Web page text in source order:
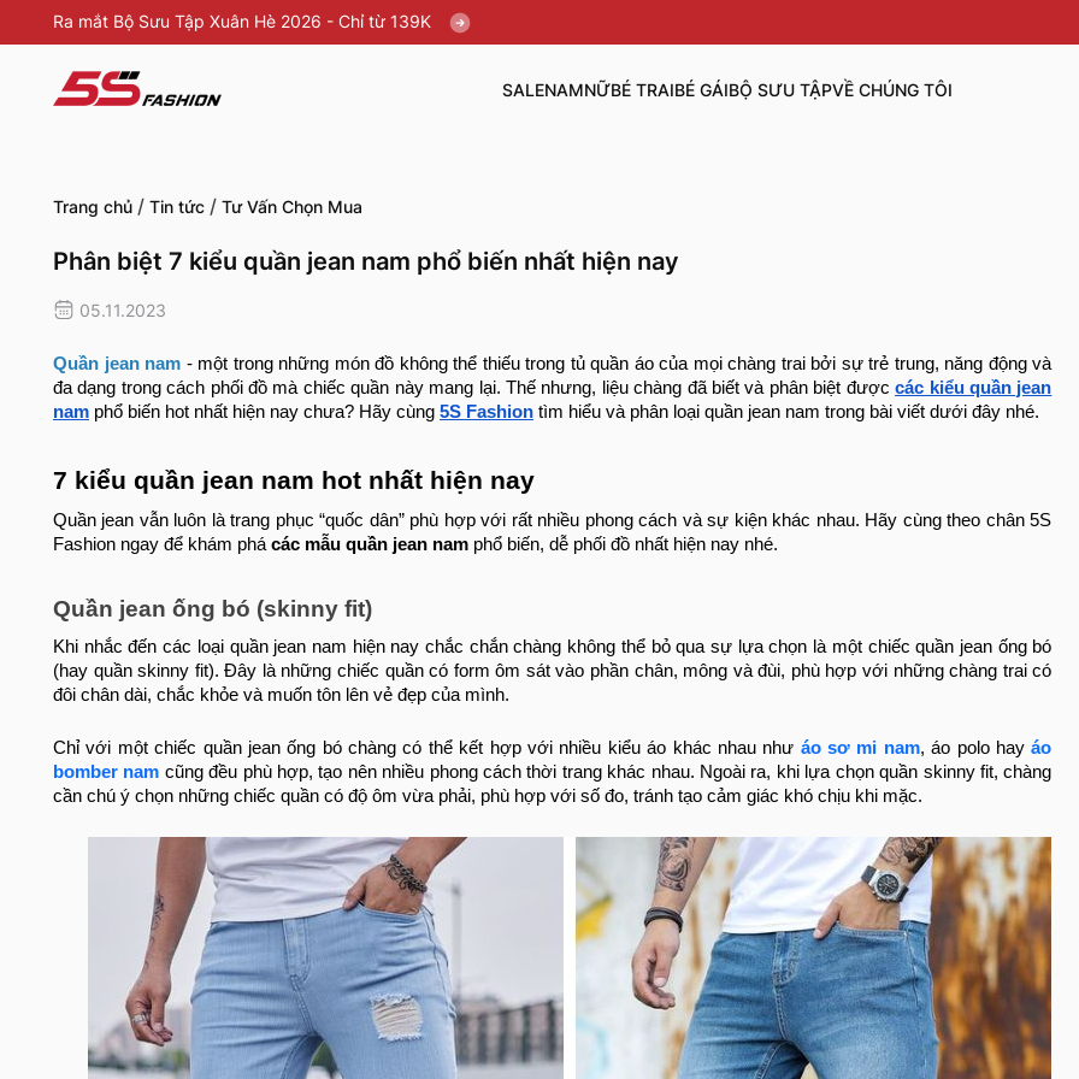
Ra mắt Bộ Sưu Tập Xuân Hè 2026 - Chỉ từ 139K
SALENAMNỮBÉ TRAIBÉ GÁIBỘ SƯU TẬPVỀ CHÚNG TÔI
Trang chủ / Tin tức / Tư Vấn Chọn Mua
Phân biệt 7 kiểu quần jean nam phổ biến nhất hiện nay
05.11.2023
Quần jean nam - một trong những món đồ không thể thiếu trong tủ quần áo của mọi chàng trai bởi sự trẻ trung, năng động và
đa dạng trong cách phối đồ mà chiếc quần này mang lại. Thế nhưng, liệu chàng đã biết và phân biệt đượccác kiểu quần jean
nam phổ biến hot nhất hiện nay chưa? Hãy cùng 5S Fashion tìm hiểu và phân loại quần jean nam trong bài viết dưới đây nhé.
7 kiểu quần jean nam hot nhất hiện nay
Quần jean vẫn luôn là trang phục “quốc dân” phù hợp với rất nhiều phong cách và sự kiện khác nhau. Hãy cùng theo chân 5S
Fashion ngay để khám phácác mẫu quần jean nam phổ biến, dễ phối đồ nhất hiện nay nhé.
Quần jean ống bó (skinny fit)
Khi nhắc đến các loại quần jean nam hiện nay chắc chắn chàng không thể bỏ qua sự lựa chọn là một chiếc quần jean ống bó
(hay quần skinny fit). Đây là những chiếc quần có form ôm sát vào phần chân, mông và đùi, phù hợp với những chàng trai có
đôi chân dài, chắc khỏe và muốn tôn lên vẻ đẹp của mình.
Chỉ với một chiếc quần jean ống bó chàng có thể kết hợp với nhiều kiểu áo khác nhau như áo sơ mi nam, áo polo hayáo
bomber nam cũng đều phù hợp, tạo nên nhiều phong cách thời trang khác nhau. Ngoài ra, khi lựa chọn quần skinny fit, chàng
cần chú ý chọn những chiếc quần có độ ôm vừa phải, phù hợp với số đo, tránh tạo cảm giác khó chịu khi mặc.